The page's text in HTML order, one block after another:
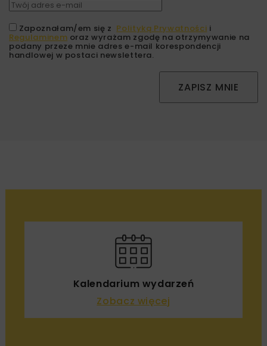
Zapoznałam/em się z Polityką Prywatności i
Regulaminem oraz wyrażam zgodę na otrzymywanie na
podany przeze mnie adres e-mail korespondencji
handlowej w postaci newslettera.
ZAPISZ MNIE
Kalendarium wydarzeń
Zobacz więcej